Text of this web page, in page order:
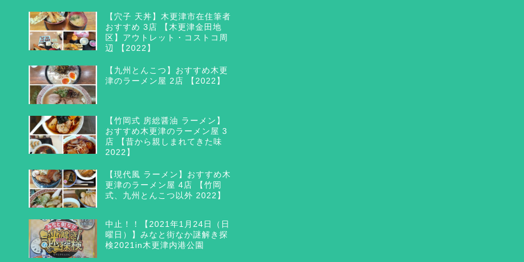
【穴子 天丼】木更津市在住筆者
おすすめ 3店 【木更津金田地
区】アウトレット・コストコ周
辺 【2022】
【九州とんこつ】おすすめ木更
津のラーメン屋 2店 【2022】
【竹岡式 房総醤油 ラーメン】
おすすめ木更津のラーメン屋 3
店 【昔から親しまれてきた味
2022】
【現代風 ラーメン】おすすめ木
更津のラーメン屋 4店 【竹岡
式、九州とんこつ以外 2022】
中止！！【2021年1月24日（日
曜日）】みなと街なか謎解き探
検2021in木更津内港公園